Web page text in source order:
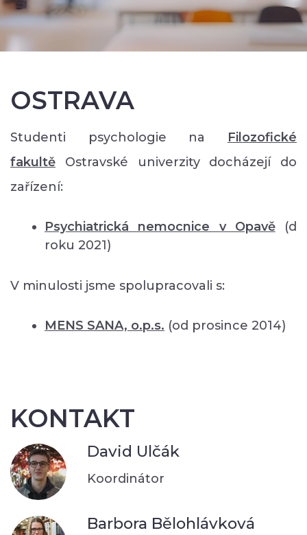
OSTRAVA
Studenti psychologie na Filozofické
fakultě Ostravské univerzity docházejí do
zařízení:
Psychiatrická nemocnice v Opavě(d
roku 2021)
V minulosti jsme spolupracovali s:
MENS SANA, o.p.s. (od prosince 2014)
KONTAKT
David Ulčák
Koordinátor
Barbora Bělohlávková